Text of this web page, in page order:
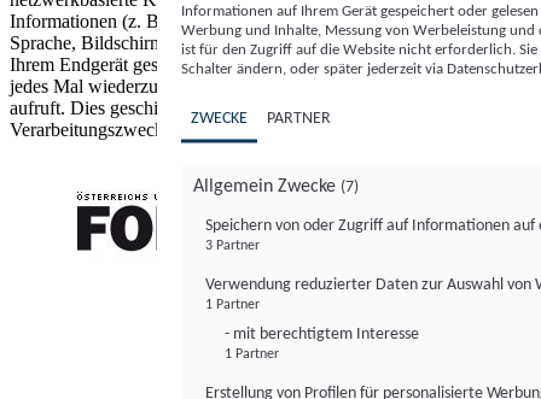
Informationen (z. B. Browsertyp und Browserinformationen,
Sprache, Bildschirmgröße, unterstützte Technologien usw.) auf
Ihrem Endgerät gespeichert oder von dort ausgelesen werden, um es
jedes Mal wiederzuerkennen, wenn es eine App oder einer Webseite
aufruft. Dies geschieht für einen oder mehrere der hier aufgeführten
Verarbeitungszwecke.
Informationen auf Ihrem Gerät gespeichert oder
Werbung und Inhalte, Messung von Werbeleistung
ist für den Zugriff auf die Website nicht erforderlich.
Schalter ändern, oder später jederzeit via
ZWECKE PARTNER
Allgemein Zwecke (7)
Speichern von oder Zugriff auf Informationen auf
3 Partner
Verwendung reduzierter Daten zur Auswahl von
1 Partner
- mit berechtigtem Interesse
1 Partner
Erstellung von Profilen für personalisierte
FONDS professionell